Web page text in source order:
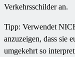
Verkehrsschilder an.
Tipp: Verwendet
anzuzeigen, dass sie
umgekehrt so